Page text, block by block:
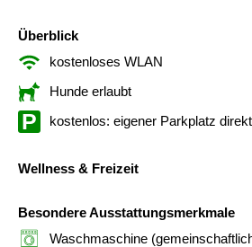
Überblick
kostenloses WLAN
Hunde erlaubt
kostenlos: eigener Parkplatz
Wellness & Freizeit
Besondere Ausstattungsmerkmale
Waschmaschine